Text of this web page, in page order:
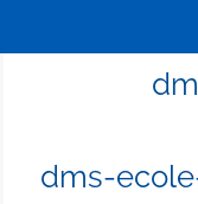
dms-